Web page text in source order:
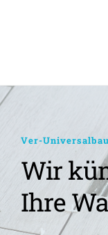
Ver-
Wir
Ihre